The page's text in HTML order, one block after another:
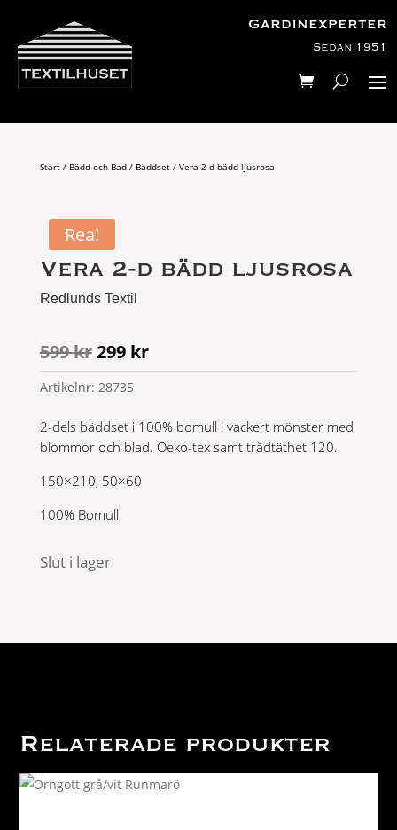
Gardinexperter
Sedan 1951
Start/ Bädd och Bad/ Bäddset/ Vera 2-d bädd ljusrosa
Rea!
Vera 2-d bädd ljusrosa
Redlunds Textil
599krDet
ursprungliga
priset
599 kr.
299 krDet
nuvarande
299 kr.
Artikelnr: 28735
2-dels bäddset i 100% bomull i vackert mönster med
blommor och blad. Oeko-tex samt trådtäthet 120.
150×210, 50×60
100% Bomull
Slut i lager
Relaterade produkter